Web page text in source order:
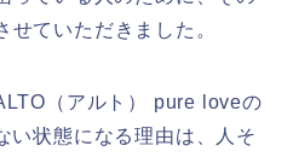
せていただきました。
（アルト） pure loveの
い状態になる理由は、人そ